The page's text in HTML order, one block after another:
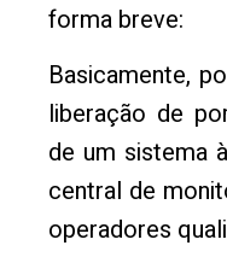
forma breve:
Basicamente,
liberação de
de um sistema
central de
operadores